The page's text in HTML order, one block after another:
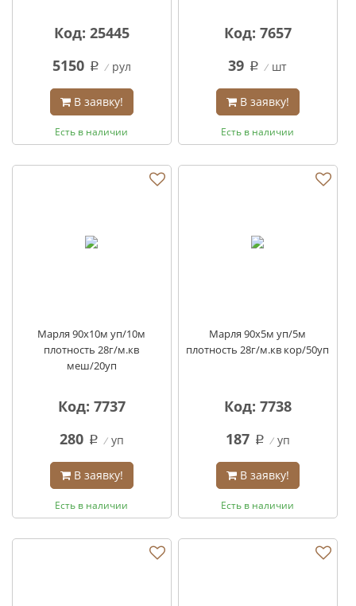
Код: 25445
5150 q рул
В заявку!
Есть в наличии
Код: 7657
39 q шт
В заявку!
Есть в наличии
Марля 90х10м уп/10м
плотность 28г/м.кв
меш/20уп
Код: 7737
280 q уп
В заявку!
Есть в наличии
Марля 90х5м уп/5м
плотность 28г/м.кв кор/50уп
Код: 7738
187 q уп
В заявку!
Есть в наличии